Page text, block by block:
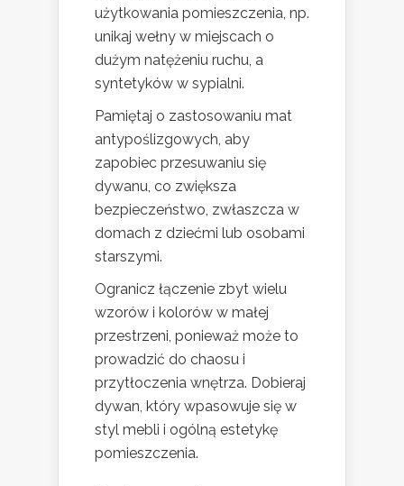
użytkowania pomieszczenia, np.
unikaj wełny w miejscach o
dużym natężeniu ruchu, a
syntetyków w sypialni.
Pamiętaj o zastosowaniu mat
antypoślizgowych, aby
zapobiec przesuwaniu się
dywanu, co zwiększa
bezpieczeństwo, zwłaszcza w
domach z dziećmi lub osobami
starszymi.
Ogranicz łączenie zbyt wielu
wzorów i kolorów w małej
przestrzeni, ponieważ może to
prowadzić do chaosu i
przytłoczenia wnętrza. Dobieraj
dywan, który wpasowuje się w
styl mebli i ogólną estetykę
pomieszczenia.